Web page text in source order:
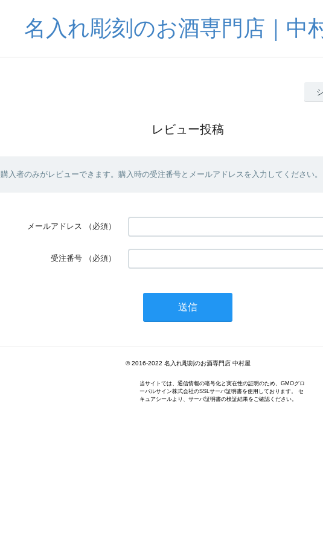
名入れ彫刻のお酒専門店｜中
レビュー投稿
購入者のみがレビューできます。購入時の受注番号とメールアドレスを入力してください。
メールアドレス （必須）
受注番号 （必須）
© 2016-2022 名入れ彫刻のお酒専門店 中村屋
当サイトでは、通信情報の暗号化と実在性の証明のため、GMOグロ
ーバルサイン株式会社のSSLサーバ証明書を使用しております。 セ
キュアシールより、サーバ証明書の検証結果をご確認ください。